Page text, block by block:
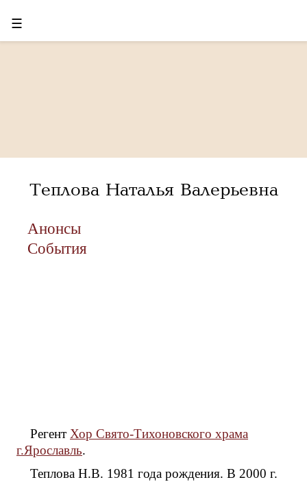
☰
Теплова Наталья Валерьевна
Анонсы
События
Регент Хор Свято-Тихоновского храма
г.Ярославль.
Теплова Н.В. 1981 года рождения. В 2000 г.